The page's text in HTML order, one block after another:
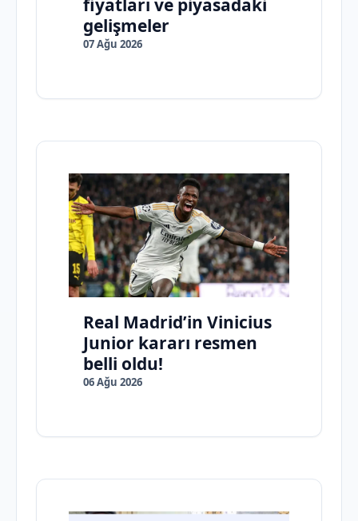
fiyatları ve piyasadaki
gelişmeler
07 Ağu 2026
Real Madrid’in Vinicius
Junior kararı resmen
belli oldu!
06 Ağu 2026